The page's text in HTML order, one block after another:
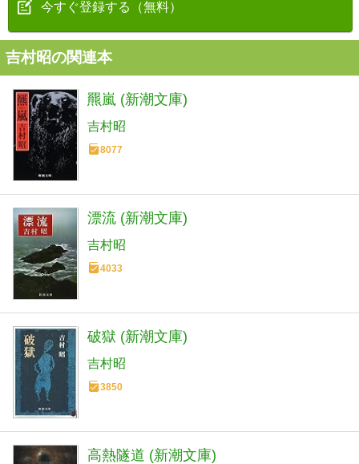
今すぐ登録する（無料）
吉村昭の関連本
羆嵐 (新潮文庫)
吉村昭
8077
漂流 (新潮文庫)
吉村昭
4033
破獄 (新潮文庫)
吉村昭
3850
高熱隧道 (新潮文庫)